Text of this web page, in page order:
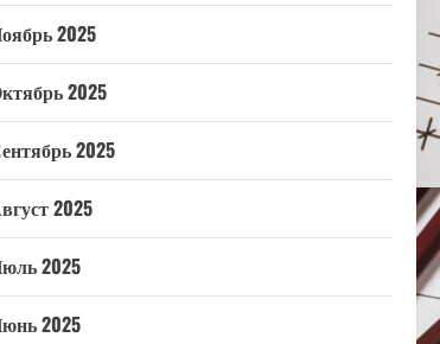
2025
2025
2025
2025
2025
2025